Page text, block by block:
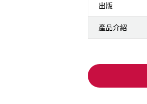
出版
產品介紹